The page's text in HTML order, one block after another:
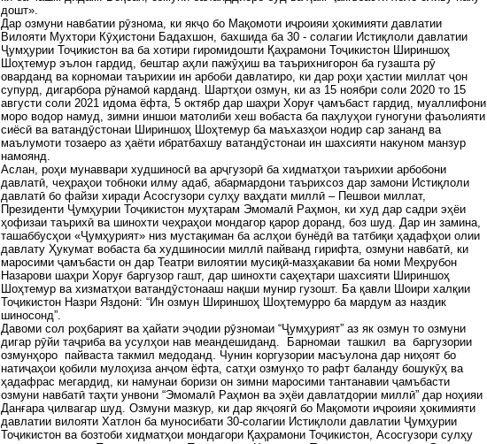
дошт».
Дар озмуни навбатии рӯзнома, ки якҷо бо Мақомоти иҷроияи ҳокимияти давлатии
Вилояти Мухтори Кӯҳистони Бадахшон, бахшида ба 30 - солагии Истиқлоли давлатии
Ҷумҳурии Тоҷикистон ва ба хотири гиромидошти Қаҳрамони Тоҷикистон Шириншоҳ
Шоҳтемур эълон гардид, бештар аҳли пажӯҳиш ва таърихнигорон ба гузашта рӯ
оварданд ва корномаи таърихии ин арбоби давлатиро, ки дар роҳи ҳастии миллат ҷон
супурд, дигарбора рӯнамоӣ карданд. Шартҳои озмун, ки аз 15 ноябри соли 2020 то 15
августи соли 2021 идома ёфта, 5 октябр дар шаҳри Хоруғ ҷамъбаст гардид, муаллифони
моро водор намуд, зимни иншои матолиби хеш вобаста ба паҳлуҳои гуногуни фаъолияти
сиёсӣ ва ватандӯстонаи Шириншоҳ Шоҳтемур ба маъхазҳои нодир сар зананд ва
маълумоти тозаеро аз ҳаёти ибратбахшу ватандӯстонаи ин шахсияти накуном манзур
намоянд.
Аслан, роҳи мунаввари худшиносӣ ва арҷгузорӣ ба хидматҳои таърихии арбобони
давлатӣ, чеҳраҳои тобноки илму адаб, абармардони таърихсоз дар замони Истиқлоли
давлатӣ бо файзи хиради Асосгузори сулҳу ваҳдати миллӣ – Пешвои миллат,
Президенти Ҷумҳурии Тоҷикистон муҳтарам Эмомалӣ Раҳмон, ки худ дар садри эҳёи
ҳофизаи таърихӣ ва шинохти чеҳраҳои мондагор қарор доранд, боз шуд. Дар ин замина,
ташаббусҳои «Ҷумҳурият» низ мустақиман ба аслҳои бунёдӣ ва татбиқи ҳадафҳои олии
давлату Ҳукумат вобаста ба худшиносии миллӣ пайванд гирифта, озмуни навбатӣ, ки
маросими ҷамъбасти он дар Театри вилоятии мусиқӣ-мазҳакавии ба номи Меҳрубон
Назарови шаҳри Хоруғ баргузор гашт, дар шинохти саҳеҳтари шахсияти Шириншоҳ
Шоҳтемур ва хизматҳои ватандӯстонааш нақши мунир гузошт. Ба қавли Шоири халқии
Тоҷикистон Назри Яздонӣ: “Ин озмун Шириншоҳ Шоҳтемурро ба мардум аз наздик
шиносонд”.
Давоми сол роҳбарият ва ҳайати эҷодии рӯзномаи “Ҷумҳурият” аз як озмун то озмуни
дигар рӯйи таҷриба ва усулҳои нав меандешиданд. Барномаи ташкил ва баргузории
озмунҳоро пайваста такмил медоданд. Чунин коргузории масъулона дар ниҳоят бо
натиҷаҳои қобили мулоҳиза анҷом ёфта, сатҳи озмунҳо то рафт баланду бошукӯҳ ва
ҳадафрас мегардид, ки намунаи боризи он зимни маросими тантанавии ҷамъбасти
озмуни навбатӣ таҳти унвони “Эмомалӣ Раҳмон ва эҳёи давлатдории миллӣ” дар ноҳияи
Данғара ҷилвагар шуд. Озмуни мазкур, ки дар якҷоягӣ бо Мақомоти иҷроияи ҳокимияти
давлатии вилояти Хатлон ба муносибати 30-солагии Истиқлоли давлатии Ҷумҳурии
Тоҷикистон ва бозтоби хидматҳои мондагори Қаҳрамони Тоҷикистон, Асосгузори сулҳу